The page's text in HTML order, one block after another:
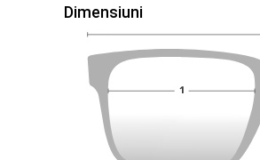
Dimensiuni